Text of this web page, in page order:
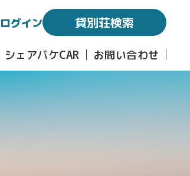
ログイン 貸別荘検索
シェアバケCAR お問い合わせ